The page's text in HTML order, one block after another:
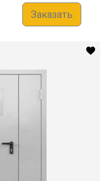
Заказать